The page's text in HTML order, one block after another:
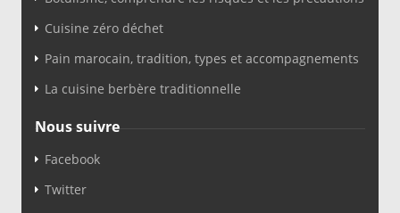
Cuisine zéro déchet
Pain marocain, tradition, types et accompagnements
La cuisine berbère traditionnelle
Nous suivre
Facebook
Twitter